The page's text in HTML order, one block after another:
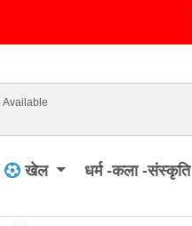
Available
खेल धर्म -कला -संस्कृति